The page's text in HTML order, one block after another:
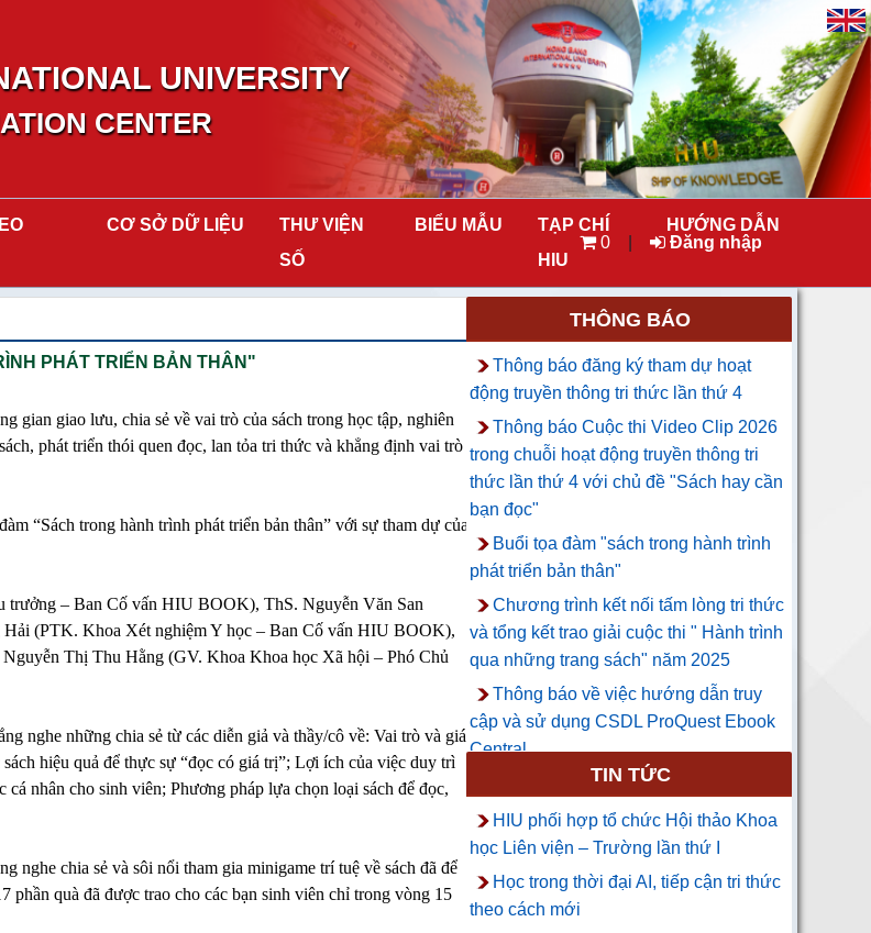
UNIVERSITY
CENTER
CƠ SỞ DỮ LIỆU
THƯ VIỆN
SỐ
BIỂU MẪU
TẠP CHÍ
HIU
HƯỚNG DẪN
0
Đăng nhập
PHÁT TRIỂN BẢN THÂN"
gian giao lưu, chia sẻ về vai trò của sách trong học tập, nghiên
phát triển thói quen đọc, lan tỏa tri thức và khẳng định vai trò
“Sách trong hành trình phát triển bản thân” với sự tham dự của
– Ban Cố vấn HIU BOOK), ThS. Nguyễn Văn San
(PTK. Khoa Xét nghiệm Y học – Ban Cố vấn HIU BOOK),
Thị Thu Hằng (GV. Khoa Khoa học Xã hội – Phó Chủ
nghe những chia sẻ từ các diễn giả và thầy/cô về: Vai trò và giá
hiệu quả để thực sự “đọc có giá trị”; Lợi ích của việc duy trì
nhân cho sinh viên; Phương pháp lựa chọn loại sách để đọc,
nghe chia sẻ và sôi nổi tham gia minigame trí tuệ về sách đã để
quà đã được trao cho các bạn sinh viên chỉ trong vòng 15
THÔNG BÁO
Thông báo đăng ký tham dự hoạt
động truyền thông tri thức lần thứ 4
Thông báo Cuộc thi Video Clip 2026
trong chuỗi hoạt động truyền thông tri
thức lần thứ 4 với chủ đề "Sách hay cần
bạn đọc"
Buổi tọa đàm "sách trong hành trình
phát triển bản thân"
Chương trình kết nối tấm lòng tri thức
và tổng kết trao giải cuộc thi " Hành trình
qua những trang sách" năm 2025
Thông báo về việc hướng dẫn truy
cập và sử dụng CSDL ProQuest Ebook
Central
TIN TỨC
HIU phối hợp tổ chức Hội thảo Khoa
học Liên viện – Trường lần thứ I
Học trong thời đại AI, tiếp cận tri thức
theo cách mới